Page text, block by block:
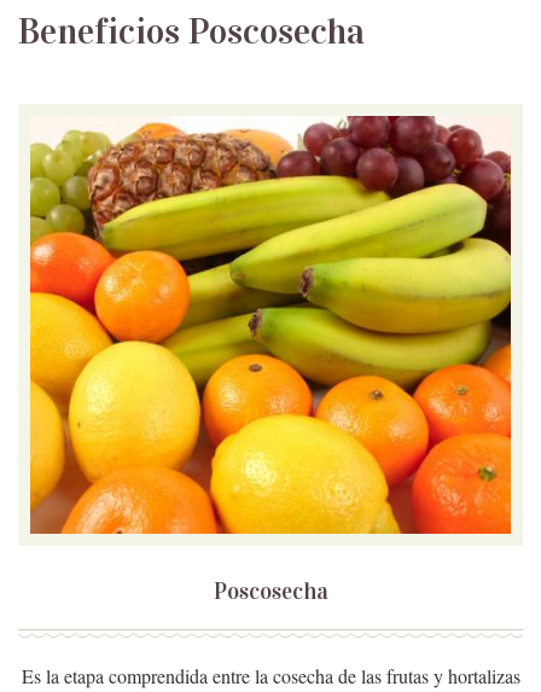
Beneficios Poscosecha
Poscosecha
Es la etapa comprendida entre la cosecha de las frutas y hortalizas